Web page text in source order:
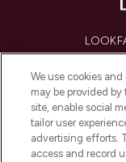
de la
de plus
We use cookies
may be provided by
site, enable social
tailor user
advertising efforts.
access and record